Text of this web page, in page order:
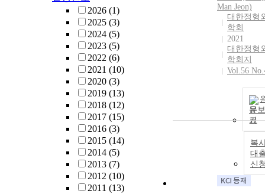
2026 (1)
2025 (3)
2024 (5)
2023 (5)
2022 (6)
2021 (10)
2020 (3)
2019 (13)
2018 (12)
2017 (15)
2016 (3)
2015 (14)
2014 (5)
2013 (7)
2012 (10)
2011 (13)
Man Jeon)
대한정형
학회
2021
대한정형
학회지
Vol.56
문보
기
복
대
신